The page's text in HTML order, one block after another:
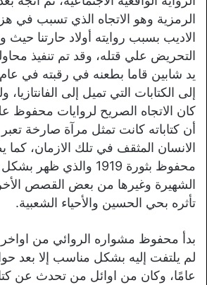
الرمزية وهو الاتجاه الذي تسبب في
الاديب بسبب روايته أولاد حارتنا
التحريض علي قتله، وقد تم تنفيذ
إلى الكتابات التي تميل إلى
كان الاتجاه الصريح لروايات محفوظ
أن كتاباته كانت تمثل مرآة صارخة
الانسان المثقف في تلك الازمان، كما
محفوظ بثورة 1919 والذي
الشهيرة وغيرها من بعض القصص
تأثره بحي الحسين والأحياء الشعبية.
بدأ محفوظ مشواره الروائي من اواخر
لم يلتفت إليه بشكل مناسب إلا بعد
عامًا، وكان من اوائل من تحدث عن